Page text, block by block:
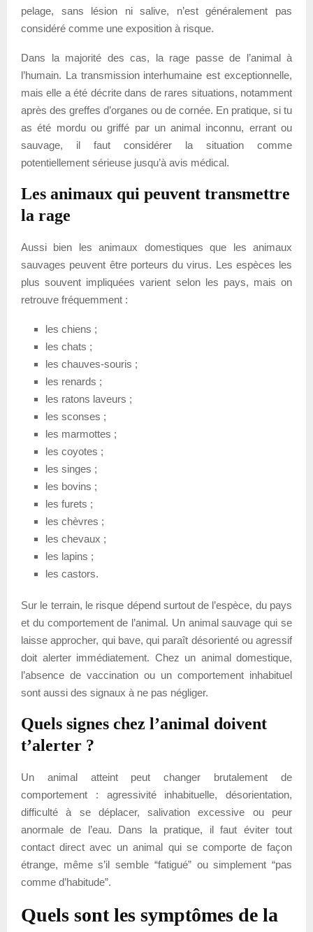
pelage, sans lésion ni salive, n’est généralement pas
considéré comme une exposition à risque.
Dans la majorité des cas, la rage passe de l’animal à
l’humain. La transmission interhumaine est exceptionnelle,
mais elle a été décrite dans de rares situations, notamment
après des greffes d’organes ou de cornée. En pratique, si tu
as été mordu ou griffé par un animal inconnu, errant ou
sauvage, il faut considérer la situation comme
potentiellement sérieuse jusqu’à avis médical.
Les animaux qui peuvent transmettre
la rage
Aussi bien les animaux domestiques que les animaux
sauvages peuvent être porteurs du virus. Les espèces les
plus souvent impliquées varient selon les pays, mais on
retrouve fréquemment :
les chiens ;
les chats ;
les chauves-souris ;
les renards ;
les ratons laveurs ;
les sconses ;
les marmottes ;
les coyotes ;
les singes ;
les bovins ;
les furets ;
les chèvres ;
les chevaux ;
les lapins ;
les castors.
Sur le terrain, le risque dépend surtout de l’espèce, du pays
et du comportement de l’animal. Un animal sauvage qui se
laisse approcher, qui bave, qui paraît désorienté ou agressif
doit alerter immédiatement. Chez un animal domestique,
l’absence de vaccination ou un comportement inhabituel
sont aussi des signaux à ne pas négliger.
Quels signes chez l’animal doivent
t’alerter ?
Un animal atteint peut changer brutalement de
comportement : agressivité inhabituelle, désorientation,
difficulté à se déplacer, salivation excessive ou peur
anormale de l’eau. Dans la pratique, il faut éviter tout
contact direct avec un animal qui se comporte de façon
étrange, même s’il semble “fatigué” ou simplement “pas
comme d’habitude”.
Quels sont les symptômes de la